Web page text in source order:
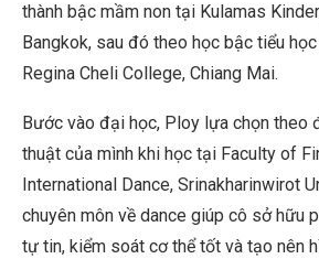
thành bậc mầm non tại Kulamas
Bangkok, sau đó theo học bậc tiểu
Regina Cheli College, Chiang Mai.
Bước vào đại học, Ploy lựa chọn theo
thuật của mình khi học tại Faculty of
International Dance, Srinakharinwirot
chuyên môn về dance giúp cô sở hữu
tự tin, kiểm soát cơ thể tốt và tạo nên